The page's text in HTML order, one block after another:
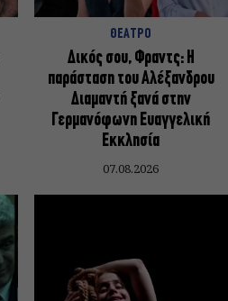
ΘΕΑΤΡΟ
Δικός σου, Φραντς: Η
παράσταση του Αλέξανδρου
Διαμαντή ξανά στην
Γερμανόφωνη Ευαγγελική
Εκκλησία
07.08.2026